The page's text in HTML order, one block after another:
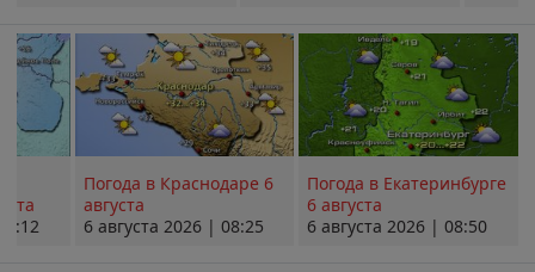
Погода в Краснодаре 6
августа
6 августа 2026 | 08:25
Погода в Екатеринбурге
6 августа
6 августа 2026 | 08:50